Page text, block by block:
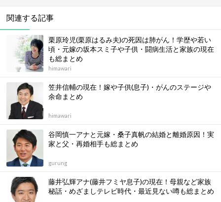
関連する記事
栗原玲児(栗原はるみ夫)の死因は肺がん！学歴や若い
頃・元嫁の坂本スミ子や子供・闘病生活と家族の現在
も総まとめ
himawari
笠井信輔の現在！嫁や子供(息子)・がんのステージや
余命まとめ
himawari
谷岡慎一アナと元嫁・桑子真帆の結婚と離婚原因！実
家と父・再婚相手も総まとめ
gurung
藤井弘輝アナ(藤井フミヤ息子)の現在！母親など家族
秘話・めざましテレビ時代・最近見ない噂も総まとめ